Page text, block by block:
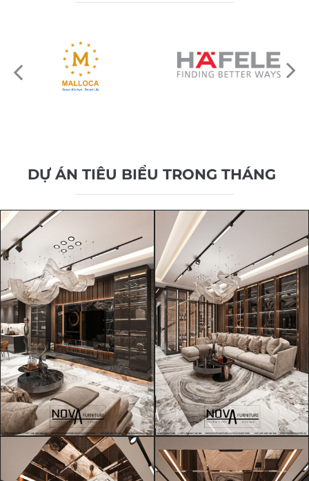
DỰ ÁN TIÊU BIỂU TRONG THÁNG